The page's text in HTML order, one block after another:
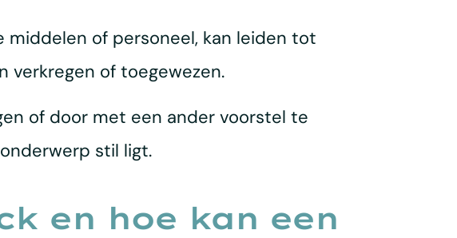
middelen of personeel, kan leiden tot
verkregen of toegewezen.
of door met een ander voorstel te
stil ligt.
en hoe kan een